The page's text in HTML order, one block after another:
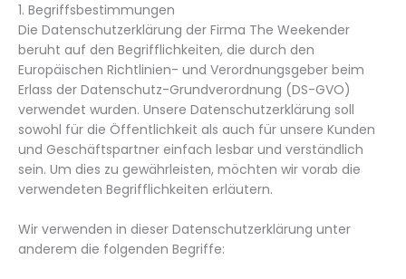
1. Begriffsbestimmungen
Die Datenschutzerklärung der Firma The Weekender
beruht auf den Begrifflichkeiten, die durch den
Europäischen Richtlinien- und Verordnungsgeber beim
Erlass der Datenschutz-Grundverordnung (DS-GVO)
verwendet wurden. Unsere Datenschutzerklärung soll
sowohl für die Öffentlichkeit als auch für unsere Kunden
und Geschäftspartner einfach lesbar und verständlich
sein. Um dies zu gewährleisten, möchten wir vorab die
verwendeten Begrifflichkeiten erläutern.
Wir verwenden in dieser Datenschutzerklärung unter
anderem die folgenden Begriffe: